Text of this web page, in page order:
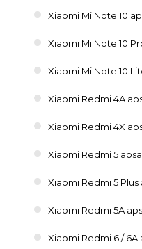
Xiaomi Mi Note 10
Xiaomi Mi Note 10
Xiaomi Mi Note 10
Xiaomi Redmi 4A
Xiaomi Redmi 4X
Xiaomi Redmi 5
Xiaomi Redmi 5
Xiaomi Redmi 5A
Xiaomi Redmi 6 / 6A